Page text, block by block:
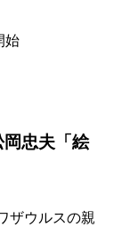
始
忠夫「絵
ザウルスの親